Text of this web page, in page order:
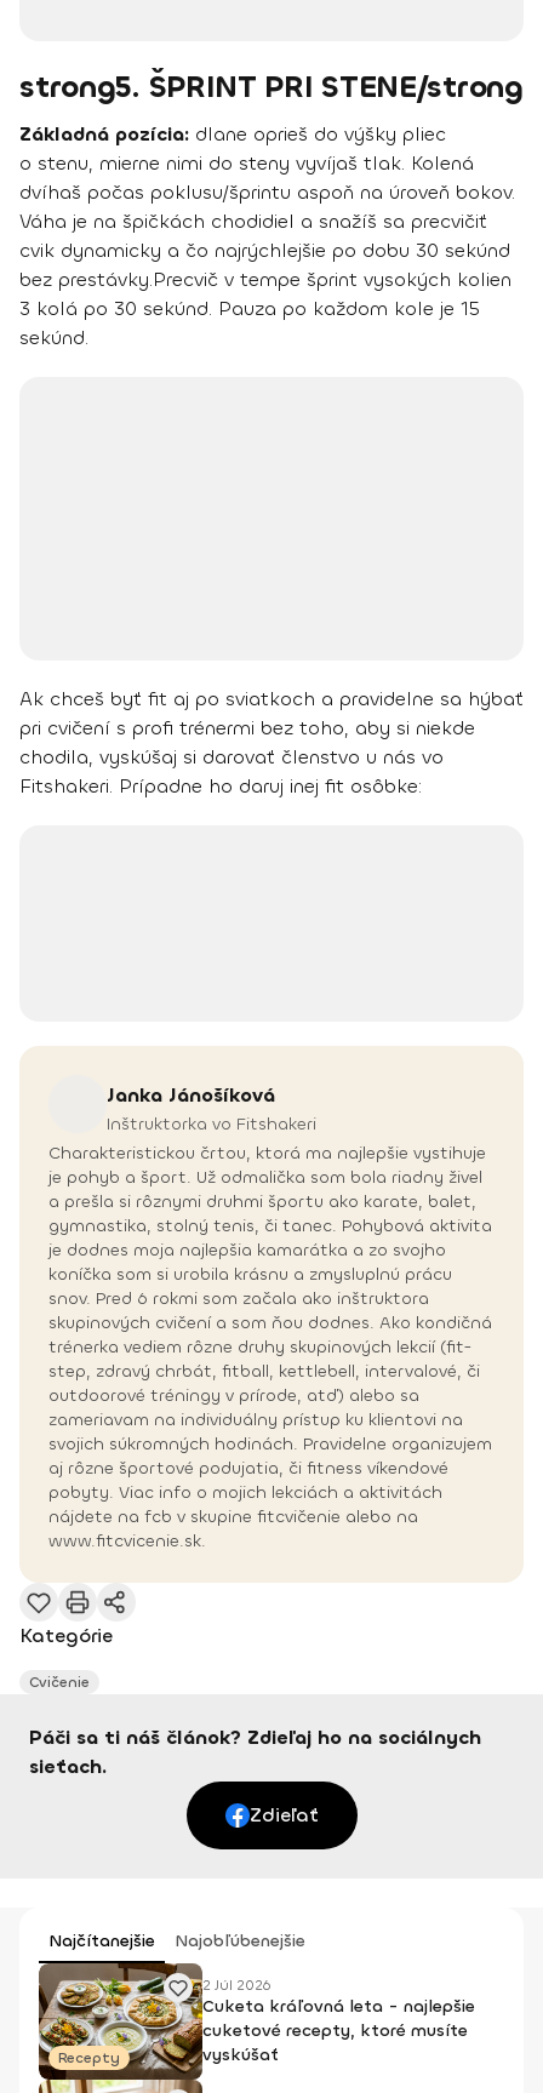
strong5. ŠPRINT PRI STENE/strong
Základná pozícia: dlane oprieš do výšky pliec
o stenu, mierne nimi do steny vyvíjaš tlak. Kolená
dvíhaš počas poklusu/šprintu aspoň na úroveň bokov.
Váha je na špičkách chodidiel a snažíš sa precvičiť
cvik dynamicky a čo najrýchlejšie po dobu 30 sekúnd
bez prestávky.Precvič v tempe šprint vysokých kolien
3 kolá po 30 sekúnd. Pauza po každom kole je 15
sekúnd.
Ak chceš byť fit aj po sviatkoch a pravidelne sa hýbať
pri cvičení s profi trénermi bez toho, aby si niekde
chodila, vyskúšaj si darovať členstvo u nás vo
Fitshakeri. Prípadne ho daruj inej fit osôbke:
Janka Jánošíková
Inštruktorka vo Fitshakeri
Charakteristickou črtou, ktorá ma najlepšie vystihuje
je pohyb a šport. Už odmalička som bola riadny živel
a prešla si rôznymi druhmi športu ako karate, balet,
gymnastika, stolný tenis, či tanec. Pohybová aktivita
je dodnes moja najlepšia kamarátka a zo svojho
koníčka som si urobila krásnu a zmysluplnú prácu
snov. Pred 6 rokmi som začala ako inštruktora
skupinových cvičení a som ňou dodnes. Ako kondičná
trénerka vediem rôzne druhy skupinových lekcií (fit-
step, zdravý chrbát, fitball, kettlebell, intervalové, či
outdoorové tréningy v prírode, atď) alebo sa
zameriavam na individuálny prístup ku klientovi na
svojich súkromných hodinách. Pravidelne organizujem
aj rôzne športové podujatia, či fitness víkendové
pobyty. Viac info o mojich lekciách a aktivitách
nájdete na fcb v skupine fitcvičenie alebo na
www.fitcvicenie.sk.
Kategórie
Cvičenie
Páči sa ti náš článok? Zdieľaj ho na sociálnych
sieťach.
Zdieľať
Najčítanejšie Najobľúbenejšie
Recepty
2 Júl 2026
Cuketa kráľovná leta - najlepšie
cuketové recepty, ktoré musíte
vyskúšať